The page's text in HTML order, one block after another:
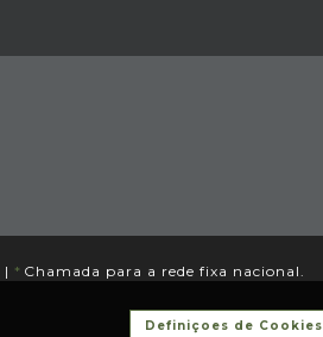
| * Chamada para a rede fixa nacional.
Definiçoes de Cookies